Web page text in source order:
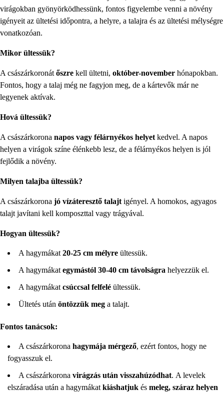
virágokban gyönyörködhessünk, fontos figyelembe venni a növény
igényeit az ültetési időpontra, a helyre, a talajra és az ültetési mélységre
vonatkozóan.
Mikor ültessük?
A császárkoronát őszre kell ültetni, október-november hónapokban.
Fontos, hogy a talaj még ne fagyjon meg, de a kártevők már ne
legyenek aktívak.
Hová ültessük?
A császárkorona napos vagy félárnyékos helyet kedvel. A napos
helyen a virágok színe élénkebb lesz, de a félárnyékos helyen is jól
fejlődik a növény.
Milyen talajba ültessük?
A császárkorona jó vízáteresztő talajt igényel. A homokos, agyagos
talajt javítani kell komposzttal vagy trágyával.
Hogyan ültessük?
A hagymákat 20-25 cm mélyre ültessük.
A hagymákat egymástól 30-40 cm távolságra helyezzük el.
A hagymákat csúccsal felfelé ültessük.
Ültetés után öntözzük meg a talajt.
Fontos tanácsok:
A császárkorona hagymája mérgező, ezért fontos, hogy ne
fogyasszuk el.
A császárkorona virágzás után visszahúzódhat. A levelek
elszáradása után a hagymákat kiáshatjuk és meleg, száraz helyen